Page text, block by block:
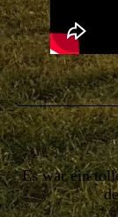
Es war ein